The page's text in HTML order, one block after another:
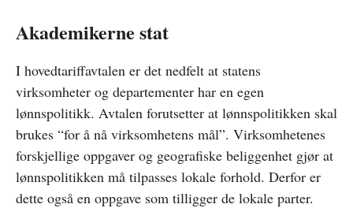
Akademikerne stat
I hovedtariffavtalen er det nedfelt at statens
virksomheter og departementer har en egen
lønnspolitikk. Avtalen forutsetter at lønnspolitikken skal
brukes “for å nå virksomhetens mål”. Virksomhetenes
forskjellige oppgaver og geografiske beliggenhet gjør at
lønnspolitikken må tilpasses lokale forhold. Derfor er
dette også en oppgave som tilligger de lokale parter.